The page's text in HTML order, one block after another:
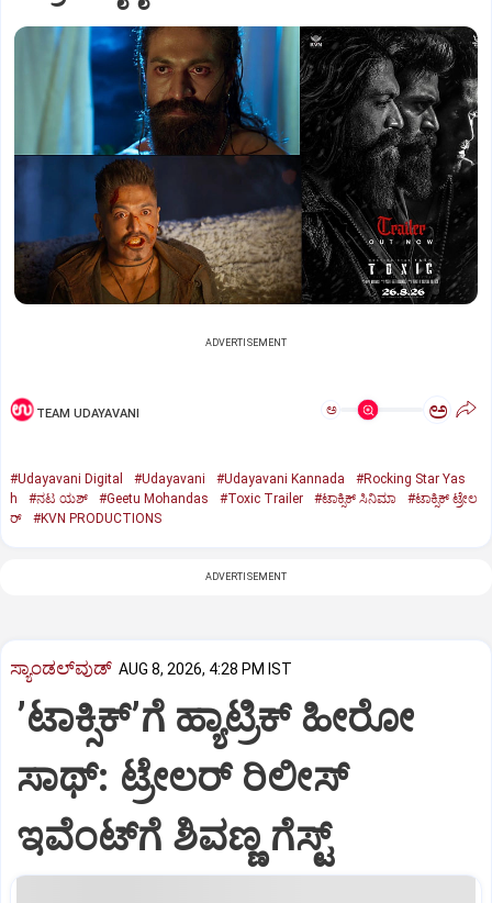
ADVERTISEMENT
TEAM UDAYAVANI ಅ ಅ
#Udayavani Digital #Udayavani #Udayavani Kannada
#Rocking Star Yas
h
#ನಟ ಯಶ್‌ #Geetu Mohandas #Toxic Trailer #ಟಾಕ್ಸಿಕ್‌ ಸಿನಿಮಾ
#ಟಾಕ್ಸಿಕ್‌ ಟ್ರೇಲ
ರ್
#KVN PRODUCTIONS
ADVERTISEMENT
ಸ್ಯಾಂಡಲ್‌ವುಡ್‌ AUG 8, 2026, 4:28 PM IST
ʼಟಾಕ್ಸಿಕ್‌ʼಗೆ ಹ್ಯಾಟ್ರಿಕ್‌ ಹೀರೋ
ಸಾಥ್:‌ ಟ್ರೇಲರ್‌ ರಿಲೀಸ್‌
ಇವೆಂಟ್‌ಗೆ ಶಿವಣ್ಣ ಗೆಸ್ಟ್